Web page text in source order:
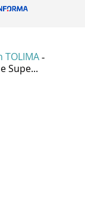
TOLIMA -
Supe...